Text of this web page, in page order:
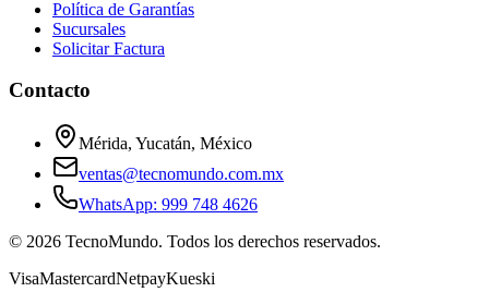
Política de Garantías
Sucursales
Solicitar Factura
Contacto
Mérida, Yucatán, México
ventas@tecnomundo.com.mx
WhatsApp: 999 748 4626
© 2026 TecnoMundo. Todos los derechos reservados.
VisaMastercardNetpayKueski